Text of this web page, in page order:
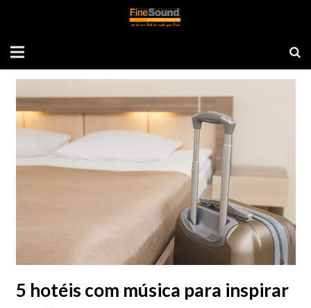
Tag: música em hotéis
5 hotéis com música para inspirar